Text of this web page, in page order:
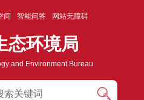
间 智能问答 网站无障碍
态环境局
and Environment Bureau